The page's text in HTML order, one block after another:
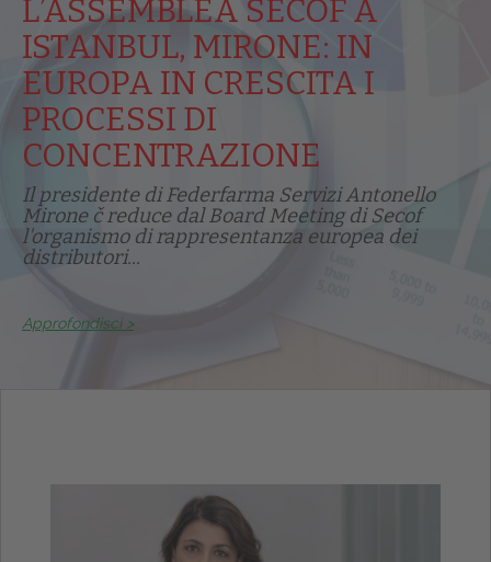
L’ASSEMBLEA SECOF A
ISTANBUL, MIRONE: IN
EUROPA IN CRESCITA I
PROCESSI DI
CONCENTRAZIONE
Il presidente di Federfarma Servizi Antonello
Mirone č reduce dal Board Meeting di Secof
l'organismo di rappresentanza europea dei
distributori...
Approfondisci >